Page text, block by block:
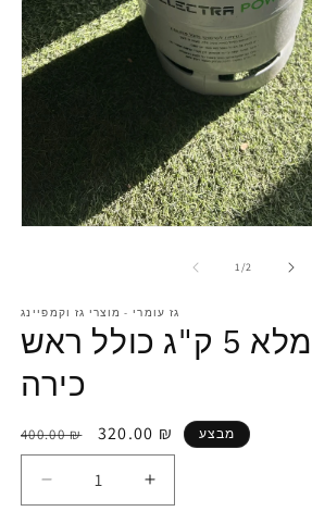
1/2
גז עומרי - מוצרי גז וקמפיינג
מיכל גז מלא 5 ק"ג כולל ראש
כירה
400.00 ₪ 320.00 ₪ מבצע